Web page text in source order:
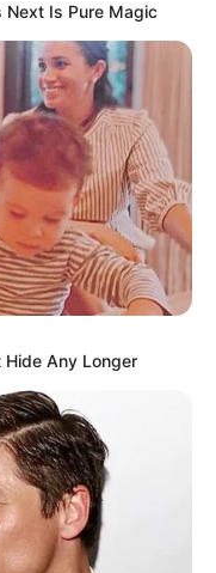
Next Is Pure Magic
Any Longer